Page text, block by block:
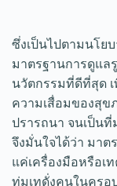
ซึ่งเป็นไปตามนโย
มาตรฐานการดูแล
นวัตกรรมที่ดีที่สุด
ความเสื่อมของสุข
ปรารถนา จนเป็นที่ม
จึงมั่นใจได้ว่า มาต
แค่เครื่องมือหรือเ
ทุ่มเทดั่งคนในครอ